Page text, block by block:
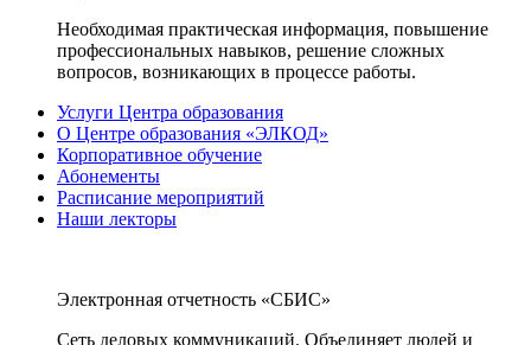
Необходимая практическая информация, повышение
профессиональных навыков, решение сложных
вопросов, возникающих в процессе работы.
Услуги Центра образования
О Центре образования «ЭЛКОД»
Корпоративное обучение
Абонементы
Расписание мероприятий
Наши лекторы
Электронная отчетность «СБИС»
Сеть деловых коммуникаций. Объединяет людей и